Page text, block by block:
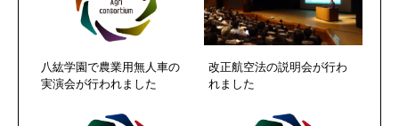
八紘学園で農業用無人車の
実演会が行われました
改正航空法の説明会が行わ
れました